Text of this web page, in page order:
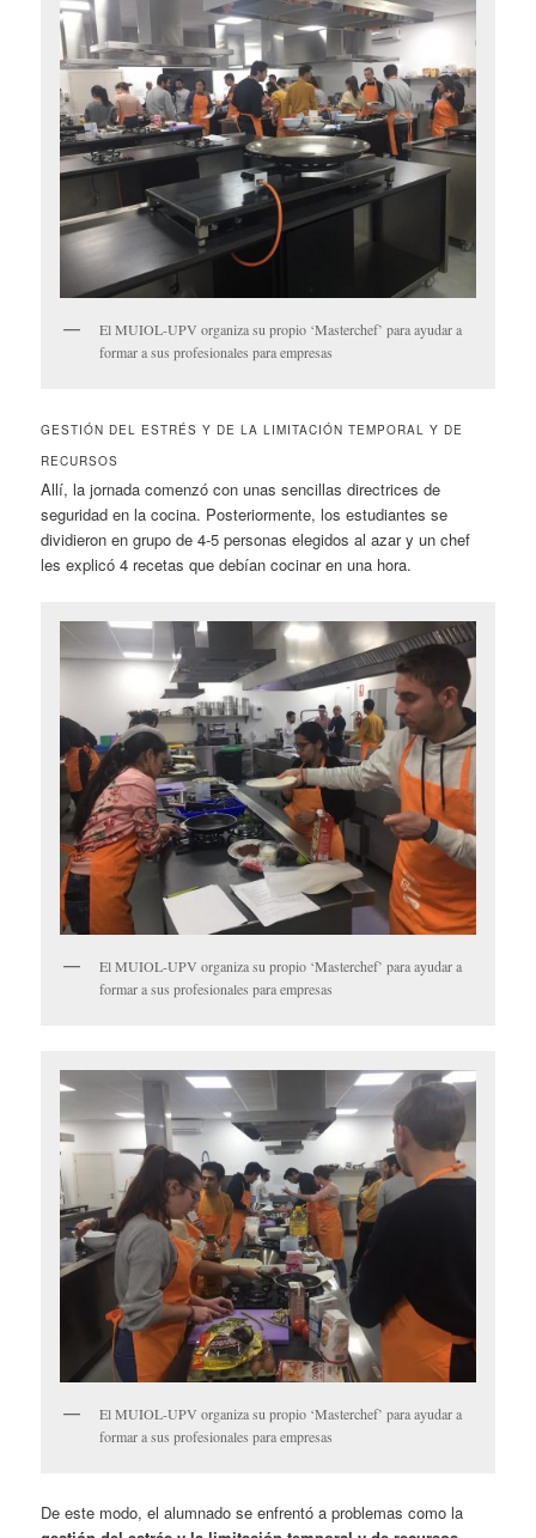
El MUIOL-UPV organiza su propio ‘Masterchef’ para ayudar a
formar a sus profesionales para empresas
GESTIÓN DEL ESTRÉS Y DE LA LIMITACIÓN TEMPORAL Y DE
RECURSOS
Allí, la jornada comenzó con unas sencillas directrices de
seguridad en la cocina. Posteriormente, los estudiantes se
dividieron en grupo de 4-5 personas elegidos al azar y un chef
les explicó 4 recetas que debían cocinar en una hora.
El MUIOL-UPV organiza su propio ‘Masterchef’ para ayudar a
formar a sus profesionales para empresas
El MUIOL-UPV organiza su propio ‘Masterchef’ para ayudar a
formar a sus profesionales para empresas
De este modo, el alumnado se enfrentó a problemas como la